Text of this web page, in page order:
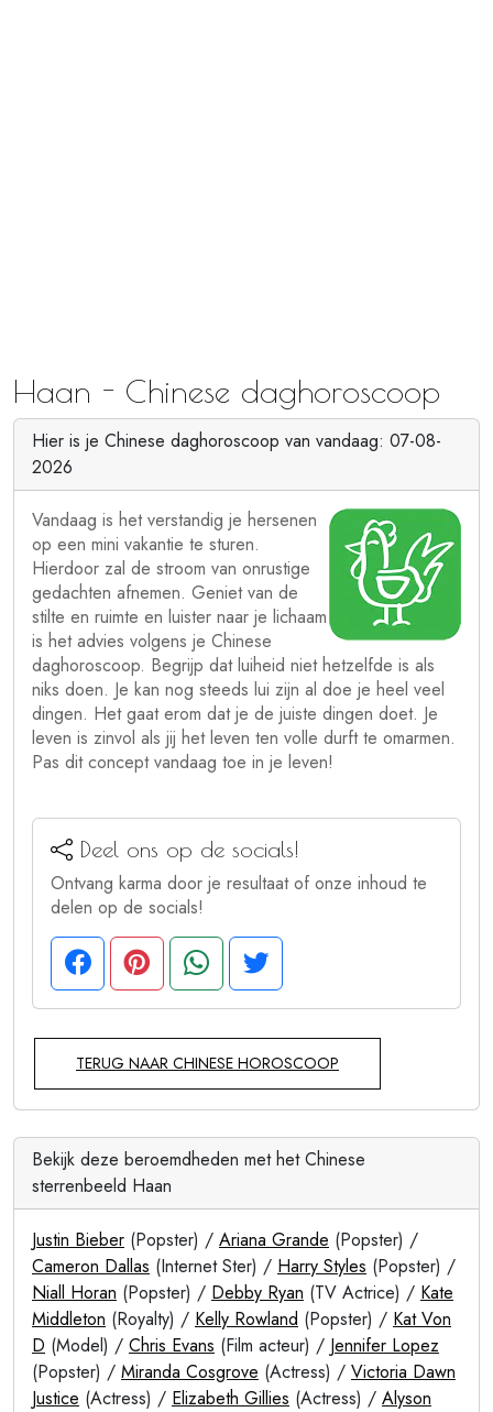
Haan - Chinese daghoroscoop
Hier is je Chinese daghoroscoop van vandaag: 07-08-
2026
Vandaag is het verstandig je hersenen
op een mini vakantie te sturen.
Hierdoor zal de stroom van onrustige
gedachten afnemen. Geniet van de
stilte en ruimte en luister naar je lichaam
is het advies volgens je Chinese
daghoroscoop. Begrijp dat luiheid niet hetzelfde is als
niks doen. Je kan nog steeds lui zijn al doe je heel veel
dingen. Het gaat erom dat je de juiste dingen doet. Je
leven is zinvol als jij het leven ten volle durft te omarmen.
Pas dit concept vandaag toe in je leven!
Deel ons op de socials!
Ontvang karma door je resultaat of onze inhoud te
delen op de socials!
TERUG NAAR CHINESE HOROSCOOP
Bekijk deze beroemdheden met het Chinese
sterrenbeeld Haan
Justin Bieber (Popster) / Ariana Grande (Popster) /
Cameron Dallas (Internet Ster) / Harry Styles (Popster) /
Niall Horan (Popster) / Debby Ryan (TV Actrice) / Kate
Middleton (Royalty) / Kelly Rowland (Popster) / Kat Von
D (Model) / Chris Evans (Film acteur) / Jennifer Lopez
(Popster) / Miranda Cosgrove (Actress) / Victoria Dawn
Justice (Actress) / Elizabeth Gillies (Actress) / Alyson